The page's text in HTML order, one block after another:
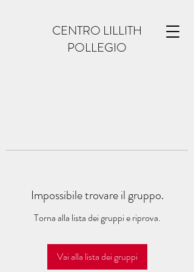
CENTRO LILLITH
POLLEGIO
Impossibile trovare il gruppo.
Torna alla lista dei gruppi e riprova.
Vai alla lista dei gruppi